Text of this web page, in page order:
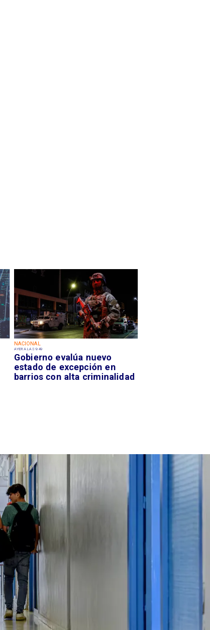
NACIONAL
AYER A LAS 9:49
Gobierno evalúa nuevo
estado de excepción en
barrios con alta criminalidad